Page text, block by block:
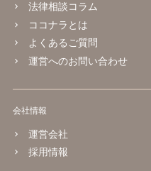
法律相談コラム
ココナラとは
よくあるご質問
運営へのお問い合わせ
会社情報
運営会社
採用情報